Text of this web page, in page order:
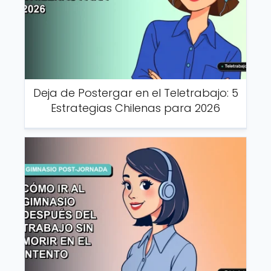
Deja de Postergar en el Teletrabajo: 5
Estrategias Chilenas para 2026